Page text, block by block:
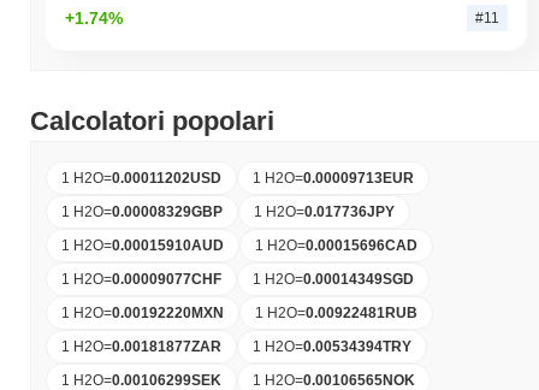
+1.74% #11
Calcolatori popolari
1 H2O=0.00011202USD 1 H2O=0.00009713EUR
1 H2O=0.00008329GBP 1 H2O=0.017736JPY
1 H2O=0.00015910AUD 1 H2O=0.00015696CAD
1 H2O=0.00009077CHF 1 H2O=0.00014349SGD
1 H2O=0.00192220MXN 1 H2O=0.00922481RUB
1 H2O=0.00181877ZAR 1 H2O=0.00534394TRY
1 H2O=0.00106299SEK 1 H2O=0.00106565NOK